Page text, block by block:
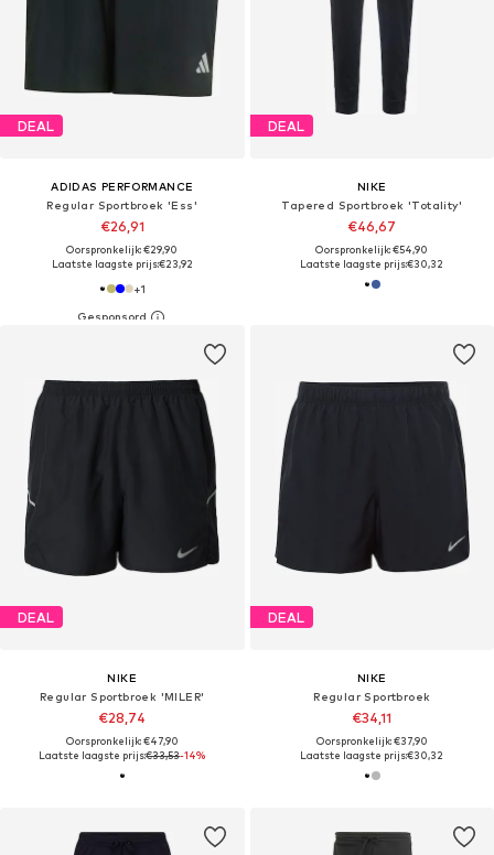
DEAL
ADIDAS PERFORMANCE
Regular Sportbroek 'Ess'
€26,91
Oorspronkelijk: €29,90
Laatste laagste prijs:€23,92
+1
DEAL
NIKE
Tapered Sportbroek 'Totality'
€46,67
Oorspronkelijk: €54,90
Laatste laagste prijs:€30,32
DEAL
NIKE
Regular Sportbroek 'MILER'
€28,74
Oorspronkelijk: €47,90
Laatste laagste prijs:€33,53-14%
DEAL
NIKE
Regular Sportbroek
€34,11
Oorspronkelijk: €37,90
Laatste laagste prijs:€30,32